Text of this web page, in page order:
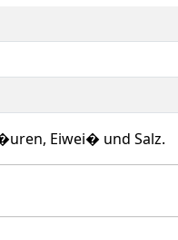
Eiwei� und Salz.